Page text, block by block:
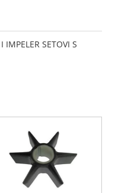
IMPELER SETOVI S